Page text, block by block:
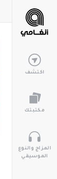
اكتشف
مكتبتك
المزاج والنوع
الموسيقي